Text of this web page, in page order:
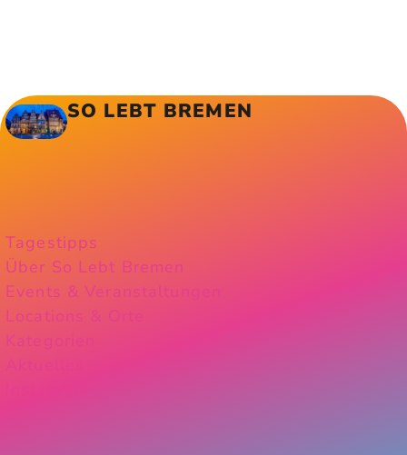
SO LEBT BREMEN
Tagestipps
Über So Lebt Bremen
Events & Veranstaltungen
Locations & Orte
Kategorien